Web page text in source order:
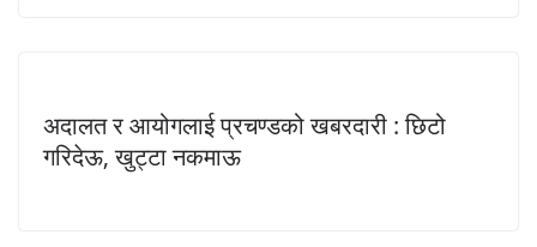
अदालत र आयोगलाई प्रचण्डको खबरदारी : छिटो
गरिदेऊ, खुट्टा नकमाऊ